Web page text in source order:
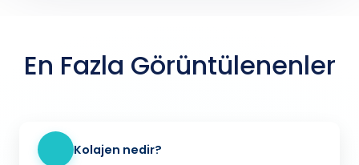
En Fazla Görüntülenenler
Kolajen nedir?